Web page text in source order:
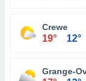
Crewe
19° 12°
Grange-